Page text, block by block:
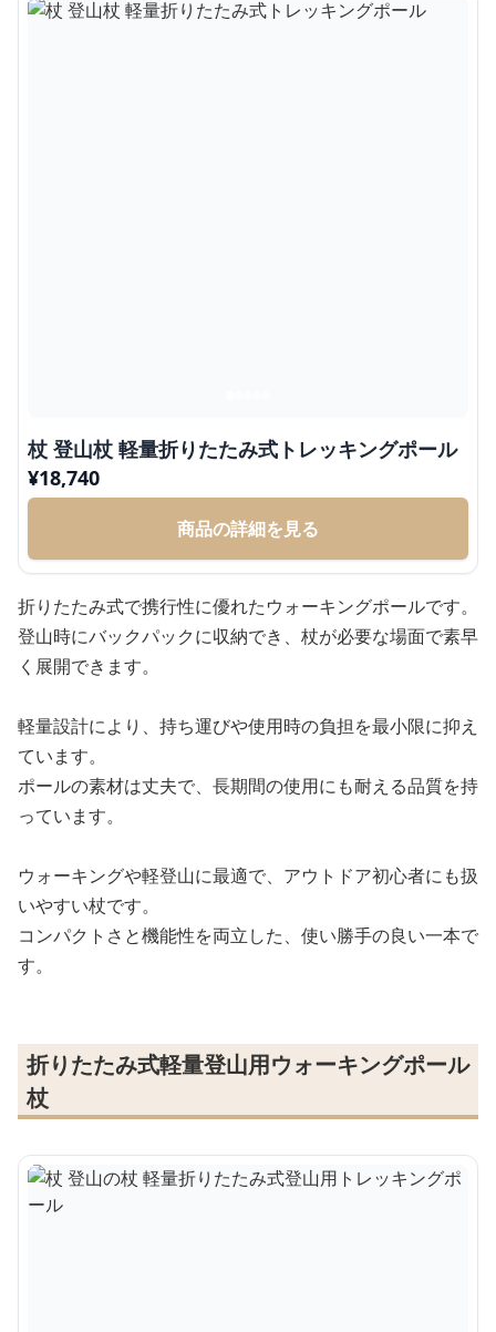
杖 登山杖 軽量折りたたみ式トレッキングポール
¥18,740
商品の詳細を見る
折りたたみ式で携行性に優れたウォーキングポールです。
登山時にバックパックに収納でき、杖が必要な場面で素早
く展開できます。
軽量設計により、持ち運びや使用時の負担を最小限に抑え
ています。
ポールの素材は丈夫で、長期間の使用にも耐える品質を持
っています。
ウォーキングや軽登山に最適で、アウトドア初心者にも扱
いやすい杖です。
コンパクトさと機能性を両立した、使い勝手の良い一本で
す。
折りたたみ式軽量登山用ウォーキングポール
杖